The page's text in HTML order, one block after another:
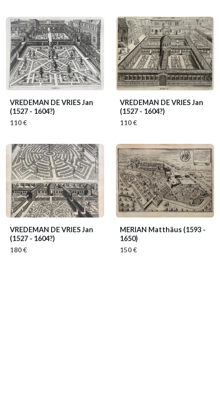
VREDEMAN DE VRIES Jan
(1527 - 1604?)
110 €
VREDEMAN DE VRIES Jan
(1527 - 1604?)
110 €
VREDEMAN DE VRIES Jan
(1527 - 1604?)
180 €
MERIAN Matthäus (1593 -
1650)
150 €